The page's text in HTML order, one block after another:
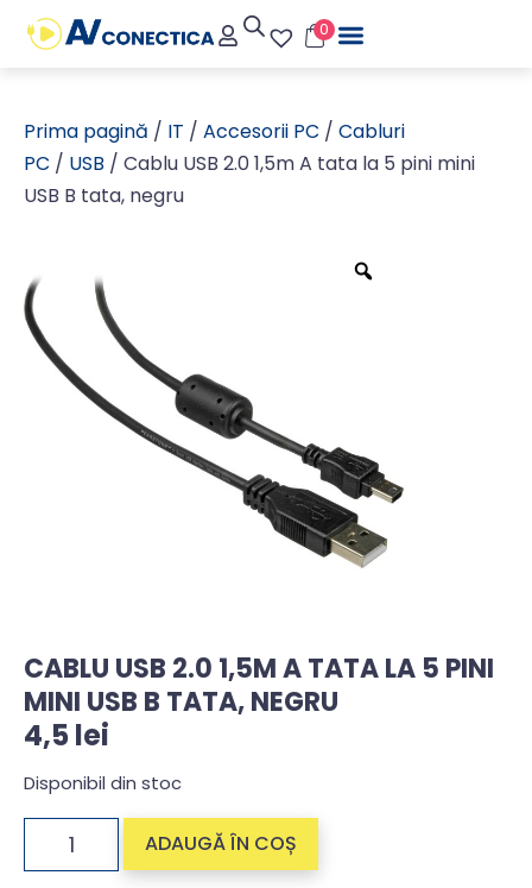
0
Prima pagină / IT / Accesorii PC / Cabluri
PC / USB / Cablu USB 2.0 1,5m A tata la 5 pini mini
USB B tata, negru
CABLU USB 2.0 1,5M A TATA LA 5 PINI
MINI USB B TATA, NEGRU
4,5lei
Disponibil din stoc
ADAUGĂ ÎN COȘ